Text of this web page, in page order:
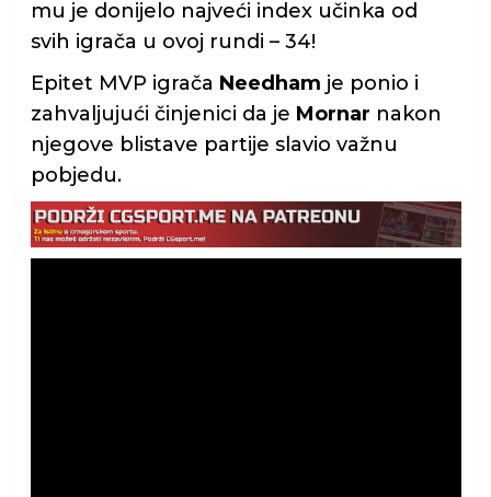
mu je donijelo najveći index učinka od
svih igrača u ovoj rundi – 34!
Epitet MVP igrača Needham je ponio i
zahvaljujući činjenici da je Mornar nakon
njegove blistave partije slavio važnu
pobjedu.